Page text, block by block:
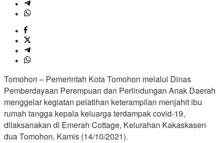
Tomohon – Pemerintah Kota Tomohon melalui Dinas
Pemberdayaan Perempuan dan Perlindungan Anak Daerah
menggelar kegiatan pelatihan keterampilan menjahit ibu
rumah tangga kepala keluarga terdampak covid-19,
dilaksanakan di Emerah Cottage, Kelurahan Kakaskasen
dua Tomohon, Kamis (14/10/2021).